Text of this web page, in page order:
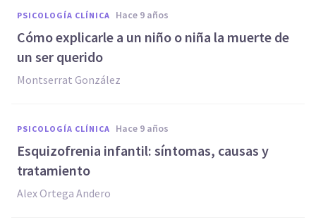
PSICOLOGÍA CLÍNICA hace 9 años
Cómo explicarle a un niño o niña la muerte de
un ser querido
Montserrat González
PSICOLOGÍA CLÍNICA hace 9 años
Esquizofrenia infantil: síntomas, causas y
tratamiento
Alex Ortega Andero